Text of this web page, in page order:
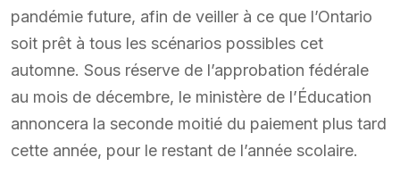
pandémie future, afin de veiller à ce que l’Ontario
soit prêt à tous les scénarios possibles cet
automne. Sous réserve de l’approbation fédérale
au mois de décembre, le ministère de l’Éducation
annoncera la seconde moitié du paiement plus tard
cette année, pour le restant de l’année scolaire.